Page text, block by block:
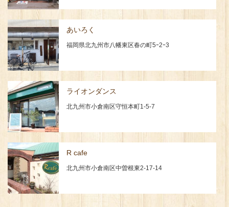
あいろく
福岡県北九州市八幡東区春の町5ｰ2ｰ3
ライオンダンス
北九州市小倉南区守恒本町1-5-7
R cafe
北九州市小倉南区中曽根東2-17-14